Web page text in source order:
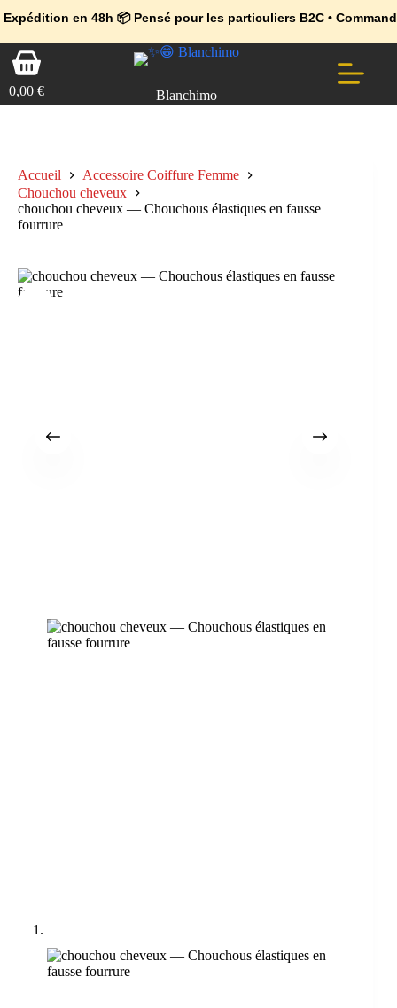
en 48h 📦 Pensé pour les particuliers B2C • Commande facile
🔥 Déjà adopté par les pros 👉 Passez en Espace Pro B2B 📦
💼 Offres réservées aux professionnels 🚀 Rejoignez l’Espace Pro
PasserPanier
d’achat
0,00 € Blanchimo
Accueil
Accessoire Coiffure Femme
Chouchou cheveux
chouchou cheveux — Chouchous élastiques en fausse
fourrure